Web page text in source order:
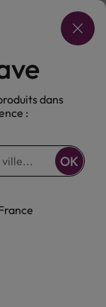
Choisir ma cave
dans
:
OK